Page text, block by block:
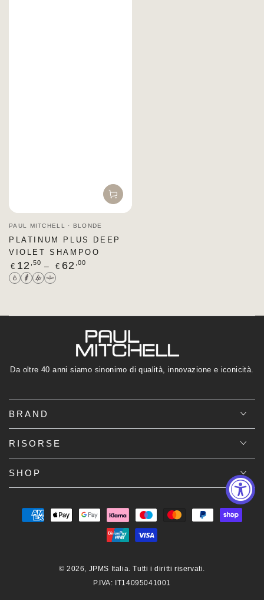
Venditore:
PAUL MITCHELL · BLONDE
PLATINUM PLUS DEEP
VIOLET SHAMPOO
Prezzo
€ 12 ,50 € 62 ,00
Da oltre 40 anni siamo sinonimo di qualità, innovazione e iconicità.
BRAND
RISORSE
SHOP
© 2026, JPMS Italia . Tutti i diritti riservati.
P.IVA: IT14095041001
Modalità